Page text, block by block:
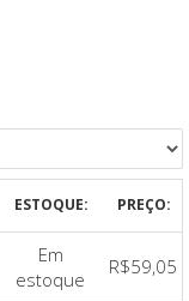
ESTOQUE: PREÇO:
Em
estoque
R$59,05